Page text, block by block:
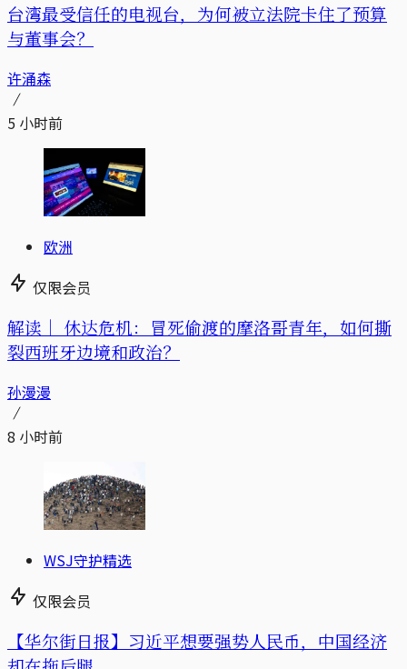
台湾最受信任的电视台，为何被立法院卡住了预算
与董事会？
许涌森
5 小时前
欧洲
仅限会员
解读｜ 休达危机：冒死偷渡的摩洛哥青年，如何撕
裂西班牙边境和政治？
孙漫漫
8 小时前
WSJ守护精选
仅限会员
【华尔街日报】习近平想要强势人民币，中国经济